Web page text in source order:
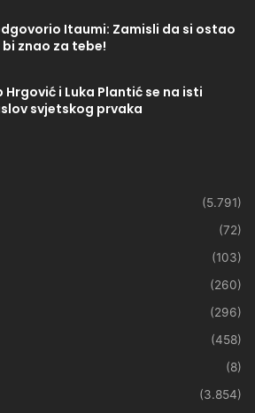
Itaumi: Zamisli da si ostao
znao za tebe!
Hrgović i Luka Plantić se na isti
svjetskog prvaka
(5.791)
(72)
(103)
(260)
(296)
(458)
(8)
(3.854)